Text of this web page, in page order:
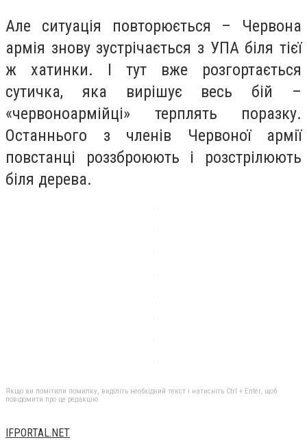
Але ситуація повторюється – Червона
армія знову зустрічається з УПА біля тієї
ж хатинки. І тут вже розгортається
сутичка, яка вирішує весь бій –
«червоноармійці» терплять поразку.
Останнього з членів Червоної армії
повстанці роззброюють і розстрілюють
біля дерева.
Якщо ви помітили помилку, виділіть необхідний текст і натисніть Ctrl + Enter, щоб
повідомити про це редакцію
ІFPORTAL.NET